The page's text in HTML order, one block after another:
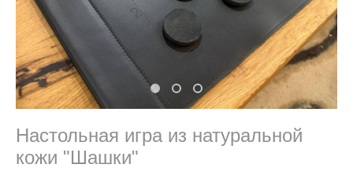
Настольная игра из натуральной
кожи "Шашки"